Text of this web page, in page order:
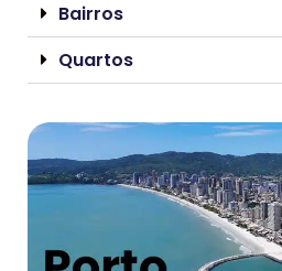
Bairros
Quartos